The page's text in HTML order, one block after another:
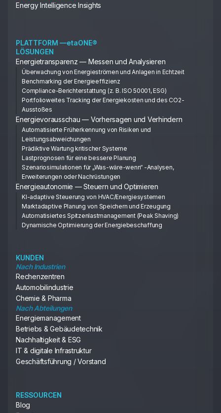
Energy Intelligence Insights
PLATTFORM —etaONE®
LÖSUNGEN
Energietransparenz — Messen und Analysieren
Überwachung von Energieströmen und Anlagen in Echtzeit
Benchmarking der Energieeffizienz
Compliance-Berichterstattung (z. B. ISO 50001, ESG)
Portfolioweites Tracking der Energiekosten und des CO2-
Ausstoßes
Energievorausschau — Vorhersagen und Verhindern
Automatisierte Früherkennung von Risiken und
Leistungsabweichungen
Prädiktive Wartung kritischer Systeme
Lastprognosen für eine bessere Planung
Szenariosimulationen für „Was-wäre-wenn“ -Analysen,
Erweiterungen oder Nachrüstungen
Energieautonomie — Steuern und Optimieren
KI-adaptive Steuerung von HVAC/Energiesystemen
Marktadaptive Planung von Speichern und Erzeugung
Automatisiertes Spitzenlastmanagement (Peak Shaving)
Dynamische Optimierung der Energiebeschaffung
KUNDEN
Nach Industrien
Rechenzentren
Automobilindustrie
Chemie & Pharma
Nach Abteilungen
Energiemanagement
Betriebs & Gebäudetechnik
Nachhaltigkeit & ESG
IT & digitale Infrastruktur
Geschäftsführung / Vorstand
RESSOURCEN
Blog